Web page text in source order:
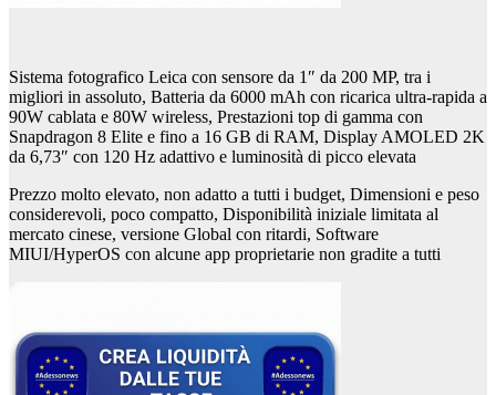
Sistema fotografico Leica con sensore da 1″ da 200 MP, tra i
migliori in assoluto, Batteria da 6000 mAh con ricarica ultra-rapida a
90W cablata e 80W wireless, Prestazioni top di gamma con
Snapdragon 8 Elite e fino a 16 GB di RAM, Display AMOLED 2K
da 6,73″ con 120 Hz adattivo e luminosità di picco elevata
Prezzo molto elevato, non adatto a tutti i budget, Dimensioni e peso
considerevoli, poco compatto, Disponibilità iniziale limitata al
mercato cinese, versione Global con ritardi, Software
MIUI/HyperOS con alcune app proprietarie non gradite a tutti